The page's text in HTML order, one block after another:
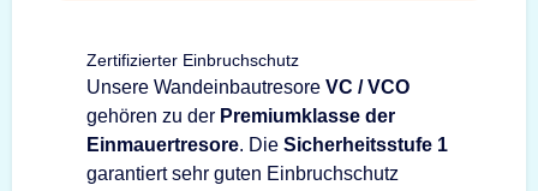
Zertifizierter Einbruchschutz
Unsere Wandeinbautresore VC / VCO
gehören zu der Premiumklasse der
Einmauertresore. Die Sicherheitsstufe 1
garantiert sehr guten Einbruchschutz